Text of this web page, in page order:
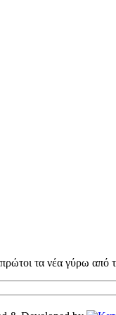
πρώτοι τα νέα γύρω